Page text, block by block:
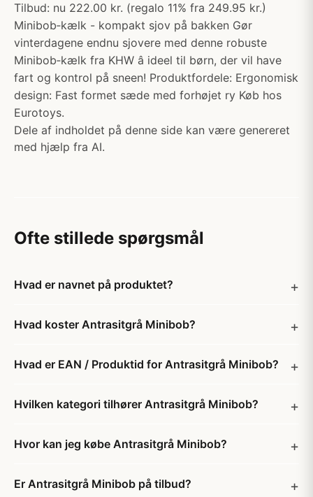
Tilbud: nu 222.00 kr. (regalo 11% fra 249.95 kr.)
Minibob‑kælk - kompakt sjov på bakken Gør
vinterdagene endnu sjovere med denne robuste
Minibob‑kælk fra KHW â ideel til børn, der vil have
fart og kontrol på sneen! Produktfordele: Ergonomisk
design: Fast formet sæde med forhøjet ry Køb hos
Eurotoys.
Dele af indholdet på denne side kan være genereret
med hjælp fra AI.
Ofte stillede spørgsmål
Hvad er navnet på produktet?
Hvad koster Antrasitgrå Minibob?
Hvad er EAN / Produktid for Antrasitgrå Minibob?
Hvilken kategori tilhører Antrasitgrå Minibob?
Hvor kan jeg købe Antrasitgrå Minibob?
Er Antrasitgrå Minibob på tilbud?